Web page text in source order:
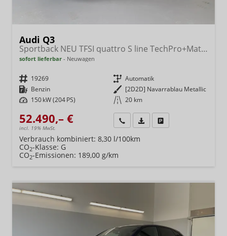
Audi Q3
Sportback NEU TFSI quattro S line TechPro+Matrix+AHK+Alu19+KlimaPlus+ExtSchwarz+DCC
sofort lieferbar Neuwagen
Fahrzeugnr. 19269 Getriebe Automatik
Kraftstoff Benzin Außenfarbe [2D2D] Navarrablau Metallic
Leistung 150 kW (204 PS) Kilometerstand 20 km
52.490,– €
incl. 19% MwSt.
Wir rufen Sie anFahrzeugexposé (PDF)
Verbrauch kombiniert: 8,30 l/100km
CO2-Klasse: G
CO2-Emissionen: 189,00 g/km